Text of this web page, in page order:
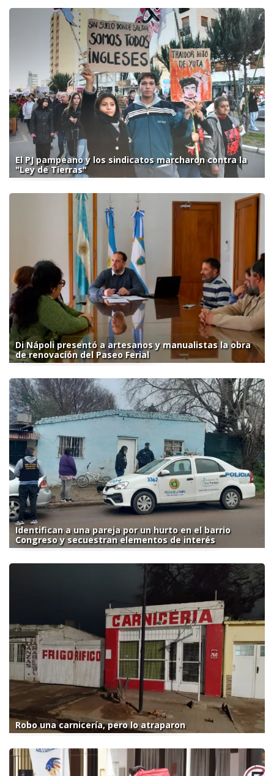
El PJ pampeano y los sindicatos marcharon contra la
"Ley de Tierras"
Di Nápoli presentó a artesanos y manualistas la obra
de renovación del Paseo Ferial
Identifican a una pareja por un hurto en el barrio
Congreso y secuestran elementos de interés
Robo una carnicería, pero lo atraparon